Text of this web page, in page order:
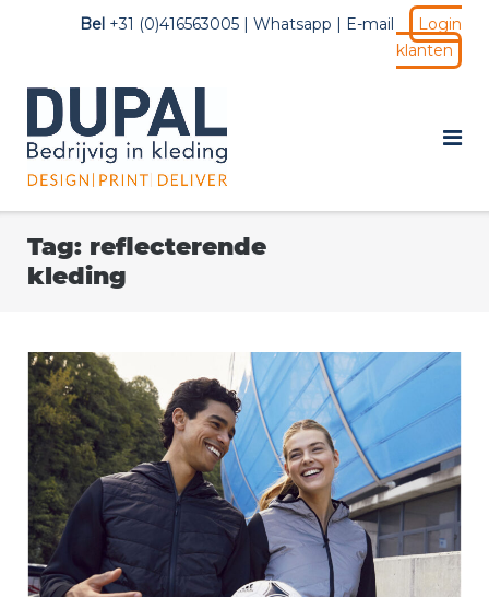
inhoud
Bel +31 (0)416563005 |Whatsapp | E-mail
Login
klanten
Tag: reflecterende
kleding